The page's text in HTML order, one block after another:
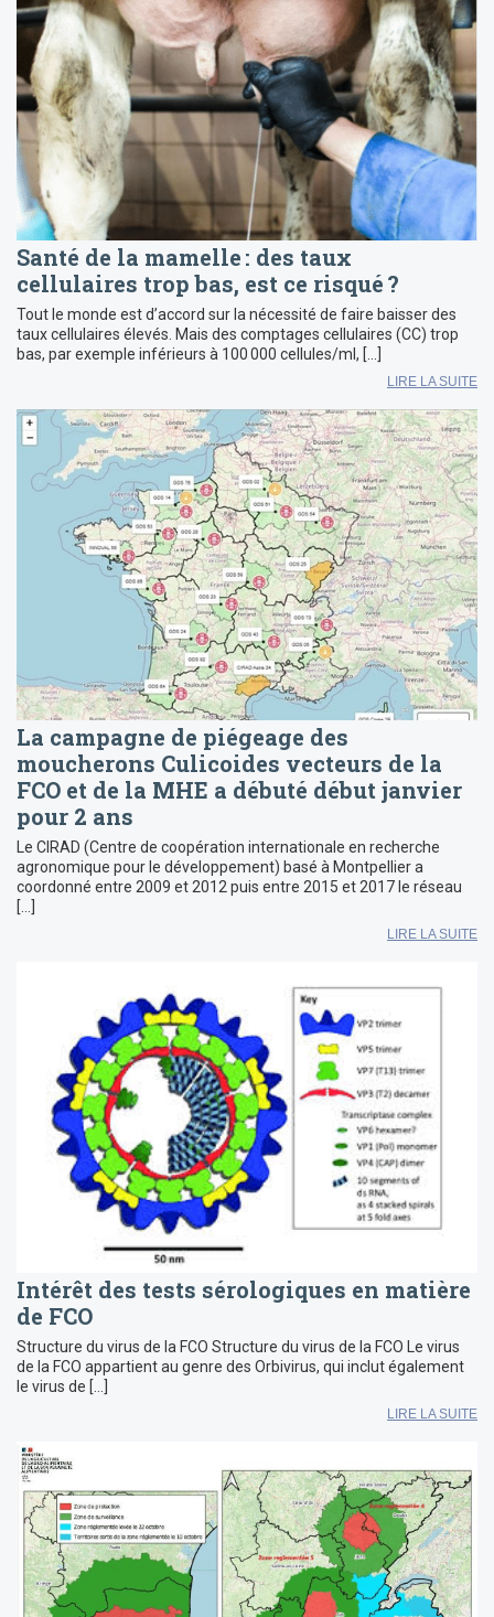
Santé de la mamelle : des taux
cellulaires trop bas, est ce risqué ?
Tout le monde est d’accord sur la nécessité de faire baisser des
taux cellulaires élevés. Mais des comptages cellulaires (CC) trop
bas, par exemple inférieurs à 100 000 cellules/ml, […]
LIRE LA SUITE
La campagne de piégeage des
moucherons Culicoides vecteurs de la
FCO et de la MHE a débuté début janvier
pour 2 ans
Le CIRAD (Centre de coopération internationale en recherche
agronomique pour le développement) basé à Montpellier a
coordonné entre 2009 et 2012 puis entre 2015 et 2017 le réseau
[…]
LIRE LA SUITE
Intérêt des tests sérologiques en matière
de FCO
Structure du virus de la FCO Structure du virus de la FCO Le virus
de la FCO appartient au genre des Orbivirus, qui inclut également
le virus de […]
LIRE LA SUITE